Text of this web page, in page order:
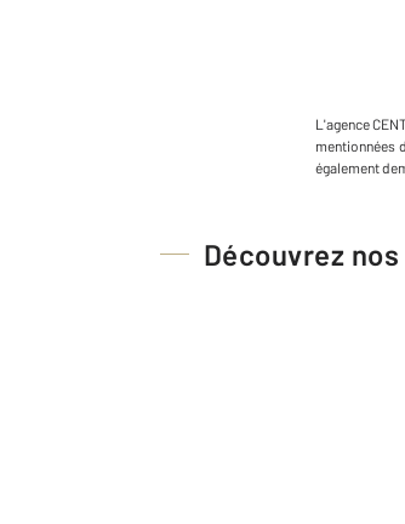
L'agence
mentionnées
également
Découvrez